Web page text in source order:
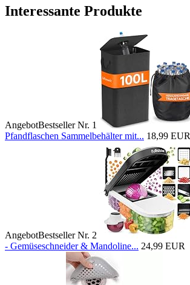
Interessante Produkte
AngebotBestseller Nr. 1
Pfandflaschen Sammelbehälter mit... 18,99 EUR
AngebotBestseller Nr. 2
- Gemüseschneider & Mandoline... 24,99 EUR